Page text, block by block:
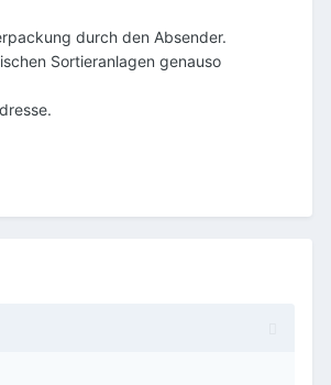
durch den Absender.
Sortieranlagen genauso